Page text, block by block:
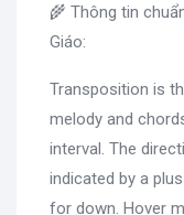
🌾 Thông tin
Giáo:
Transposition is
melody and
interval. The
indicated by a
for down. Hover